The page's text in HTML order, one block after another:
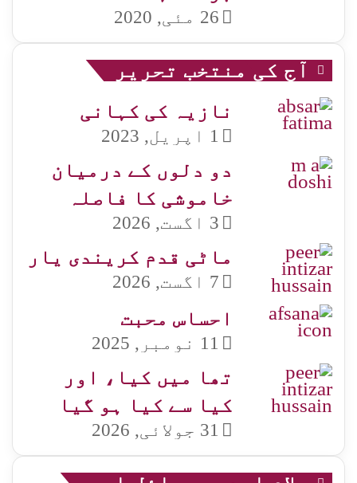
26 مئی, 2020
آج کی منتخب تحریر
نازیہ کی کہانی
1 اپریل, 2023
دو دلوں کے درمیان
خاموشی کا فاصلہ
3 اگست, 2026
ماٹی قدم کریندی یار
7 اگست, 2026
احساس محبت
11 نومبر, 2025
تھا میں کیا، اور
کیا سے کیا ہو گیا
31 جولائی, 2026